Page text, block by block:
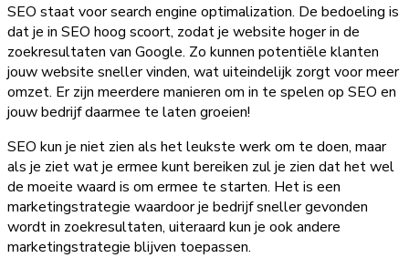
SEO staat voor search engine optimalization. De bedoeling is
dat je in SEO hoog scoort, zodat je website hoger in de
zoekresultaten van Google. Zo kunnen potentiële klanten
jouw website sneller vinden, wat uiteindelijk zorgt voor meer
omzet. Er zijn meerdere manieren om in te spelen op SEO en
jouw bedrijf daarmee te laten groeien!
SEO kun je niet zien als het leukste werk om te doen, maar
als je ziet wat je ermee kunt bereiken zul je zien dat het wel
de moeite waard is om ermee te starten. Het is een
marketingstrategie waardoor je bedrijf sneller gevonden
wordt in zoekresultaten, uiteraard kun je ook andere
marketingstrategie blijven toepassen.